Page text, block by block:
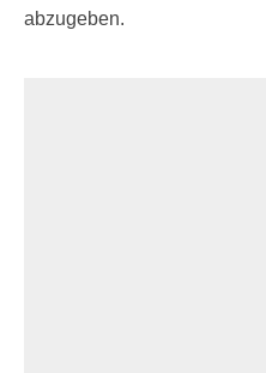
abzugeben.